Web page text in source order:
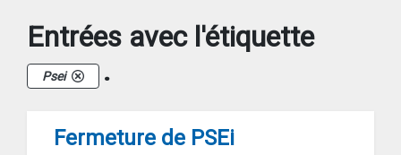
Entrées avec l'étiquette
Psei .
Fermeture de PSEi